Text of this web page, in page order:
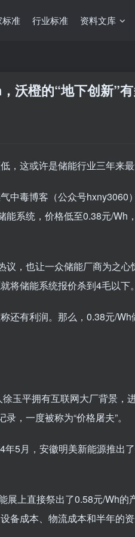
标准 行业标准 资料文库
沃橙的“地下创新”
，这或许是储能行业三年来最
中毒博客（公众号
能系统，价格低至0.38元/Wh
议，也让一众储能厂商为之
将储能系统报价杀到4毛以下。
还有利润。那么，0.38元/
玉平拥有互联网大厂背景，
，一度被称为“价格屠夫”。
5月，安徽明美新能源推出
上直接祭出了0.58元/Wh的
备成本、物流成本和半年的